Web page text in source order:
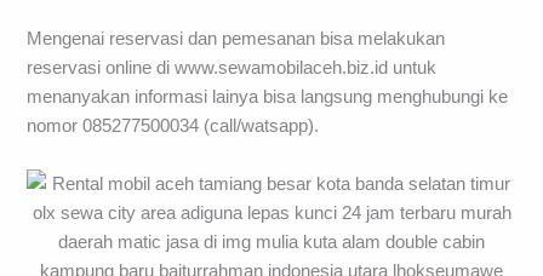
Mengenai reservasi dan pemesanan bisa melakukan
reservasi online di www.sewamobilaceh.biz.id untuk
menanyakan informasi lainya bisa langsung menghubungi ke
nomor 085277500034 (call/watsapp).